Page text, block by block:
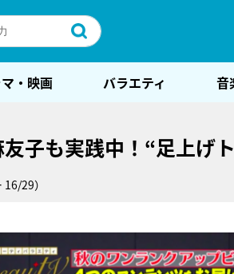
・映画 バラエティ 音
子も実践中！“足上げ
29）